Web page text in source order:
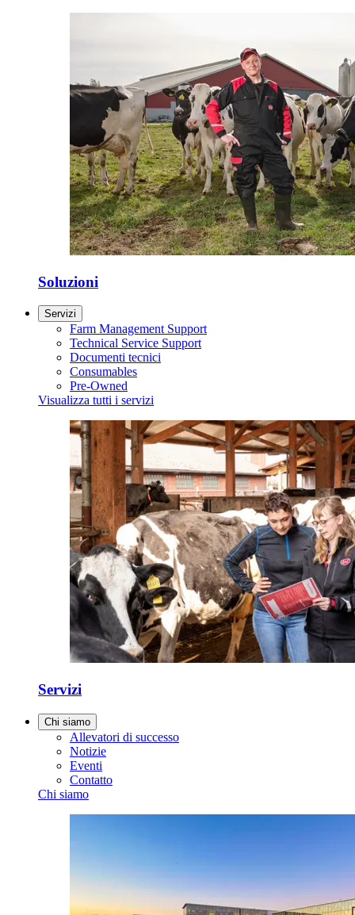
Soluzioni
Servizi
Farm Management Support
Technical Service Support
Documenti tecnici
Consumables
Pre-Owned
Visualizza tutti i servizi
Servizi
Chi siamo
Allevatori di successo
Notizie
Eventi
Contatto
Chi siamo